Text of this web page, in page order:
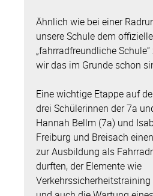
Ähnlich wie bei einer
unsere Schule dem
„fahrradfreundliche
wir das im Grunde schon
Eine wichtige Etappe auf
drei Schülerinnen der 7a
Hannah Bellm (7a) und
Freiburg und Breisach
zur Ausbildung als
durften, der Elemente wie